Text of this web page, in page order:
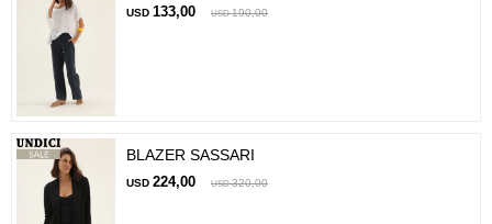
USD 133,00 USD 190,00
BLAZER SASSARI
USD 224,00 USD 320,00